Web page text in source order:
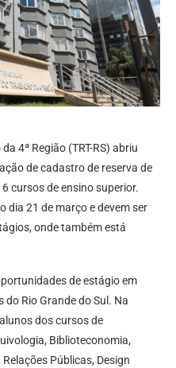
4ª Região (TRT-RS) abriu
de cadastro de reserva de
cursos de ensino superior.
dia 21 de março e devem ser
onde também está
de estágio em
Rio Grande do Sul. Na
dos cursos de
Biblioteconomia,
Públicas, Design